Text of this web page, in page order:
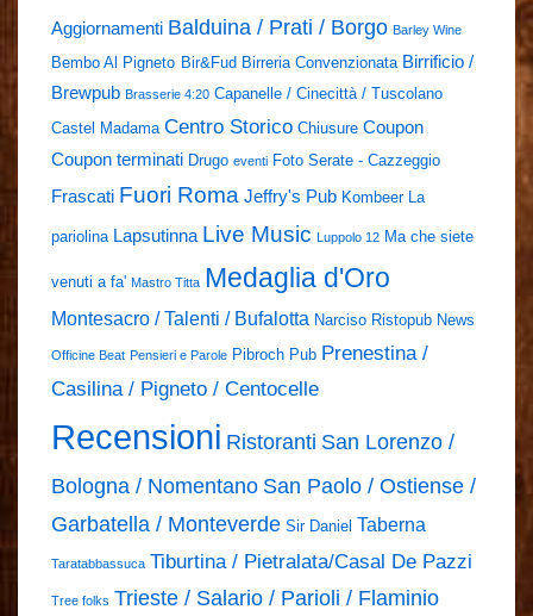
Aggiornamenti Balduina / Prati / Borgo Barley Wine
Bembo Al Pigneto Bir&Fud Birreria Convenzionata Birrificio /
Brewpub Brasserie 4:20 Capanelle / Cinecittà / Tuscolano
Castel Madama Centro Storico Chiusure Coupon
Coupon terminati Drugo eventi Foto Serate - Cazzeggio
Frascati Fuori Roma Jeffry's Pub Kombeer La
pariolina Lapsutinna Live Music Luppolo 12 Ma che siete
venuti a fa' Mastro Titta Medaglia d'Oro
Montesacro / Talenti / Bufalotta Narciso Ristopub News
Officine Beat Pensieri e Parole Pibroch Pub Prenestina /
Casilina / Pigneto / Centocelle
Recensioni Ristoranti San Lorenzo /
Bologna / Nomentano San Paolo / Ostiense /
Garbatella / Monteverde Sir Daniel Taberna
Taratabbassuca Tiburtina / Pietralata/Casal De Pazzi
Tree folks Trieste / Salario / Parioli / Flaminio